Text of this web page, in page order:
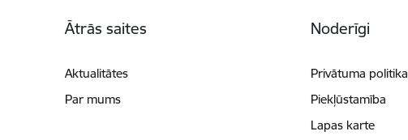
Ātrās saites
Aktualitātes
Par mums
Noderīgi
Privātuma politika
Piekļūstamība
Lapas karte